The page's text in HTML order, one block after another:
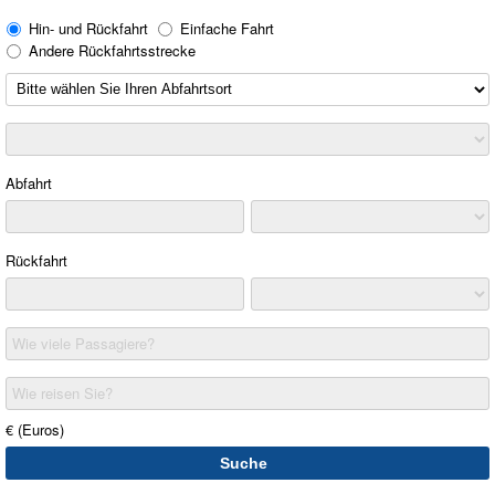
Hin- und Rückfahrt
Einfache Fahrt
Andere Rückfahrtsstrecke
Abfahrt
Rückfahrt
Wie viele Passagiere?
Wie reisen Sie?
€ (Euros)
Suche